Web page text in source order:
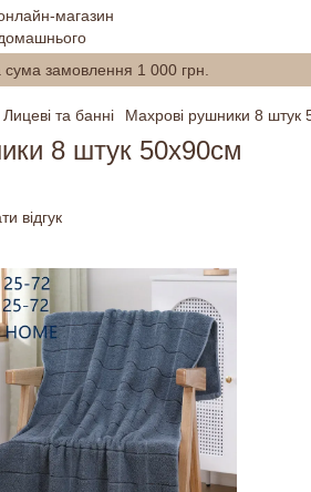
сума замовлення 1 000 грн.
Лицеві та банні Махрові рушники 8 штук
8 штук 50х90см
відгук